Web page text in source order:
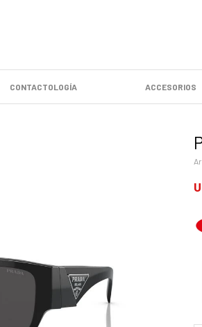
CONTACTOLOGÍA ACCESORIOS